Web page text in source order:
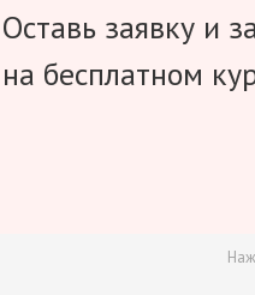
Оставь заявку и
на бесплатном